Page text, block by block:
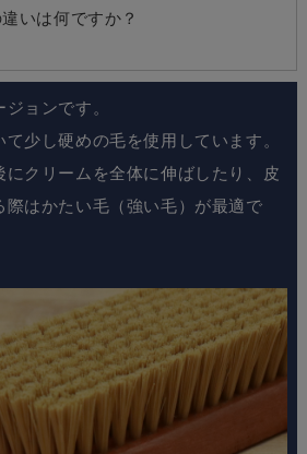
いは何ですか？
ョンです。
少し硬めの毛を使用しています。
にクリームを全体に伸ばしたり、皮
際はかたい毛（強い毛）が最適で